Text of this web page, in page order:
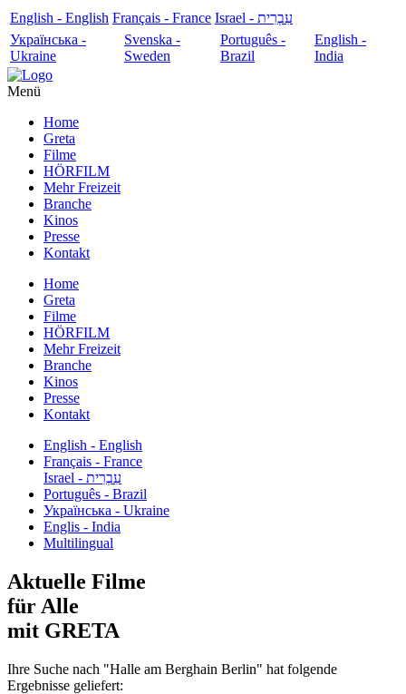
English - English Français - France
עִבְרִית - Israel
Українська -
Ukraine
Svenska -
Sweden
Português -
Brazil
English -
India
Menü
Home
Greta
Filme
HÖRFILM
Mehr Freizeit
Branche
Kinos
Presse
Kontakt
Home
Greta
Filme
HÖRFILM
Mehr Freizeit
Branche
Kinos
Presse
Kontakt
English - English
Français - France
עִבְרִית - Israel
Português - Brazil
Українська - Ukraine
Englis - India
Multilingual
Aktuelle Filme
für Alle
mit GRETA
Ihre Suche nach "Halle am Berghain Berlin" hat folgende
Ergebnisse geliefert: